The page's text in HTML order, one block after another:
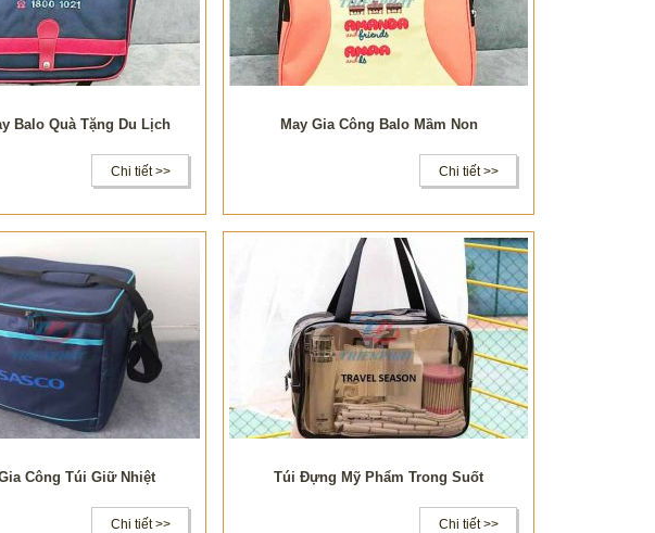
Balo Quà Tặng Du Lịch
Chi tiết >>
May Gia Công Balo Mầm Non
Chi tiết >>
Công Túi Giữ Nhiệt
Chi tiết >>
Túi Đựng Mỹ Phẩm Trong Suốt
Chi tiết >>